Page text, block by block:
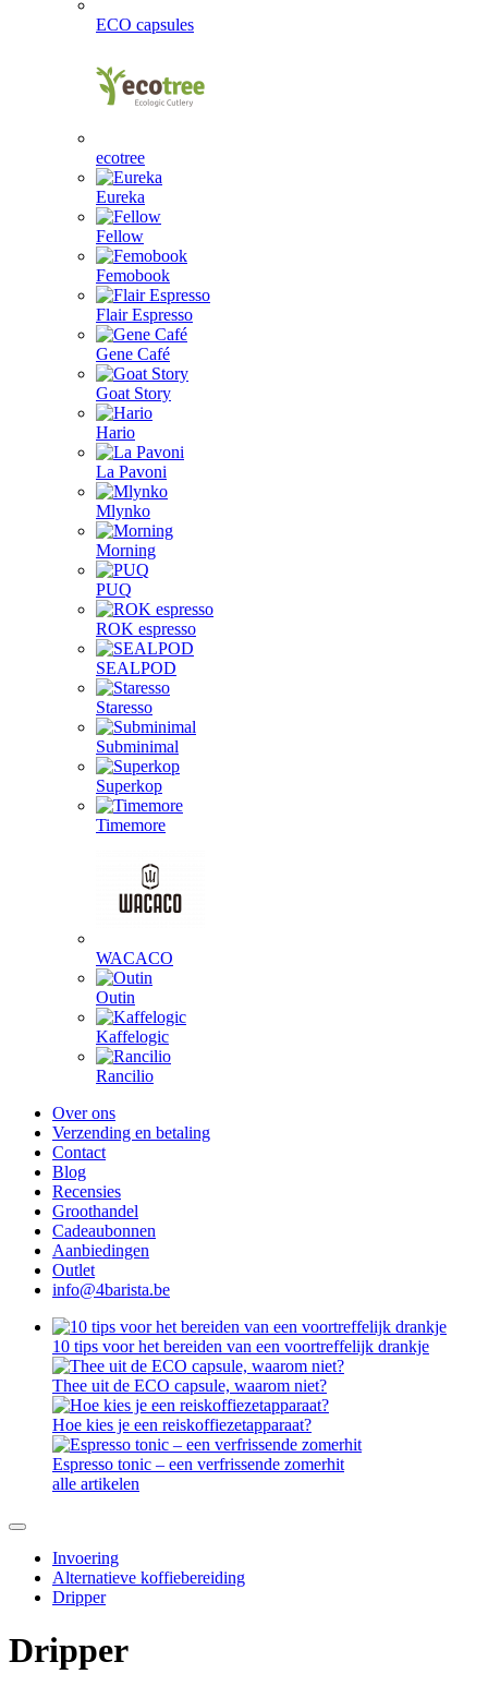
ECO capsules
ecotree
Eureka
Fellow
Femobook
Flair Espresso
Gene Café
Goat Story
Hario
La Pavoni
Mlynko
Morning
PUQ
ROK espresso
SEALPOD
Staresso
Subminimal
Superkop
Timemore
WACACO
Outin
Kaffelogic
Rancilio
Over ons
Verzending en betaling
Contact
Blog
Recensies
Groothandel
Cadeaubonnen
Aanbiedingen
Outlet
info@4barista.be
10 tips voor het bereiden van een voortreffelijk drankje
Thee uit de ECO capsule, waarom niet?
Hoe kies je een reiskoffiezetapparaat?
Espresso tonic – een verfrissende zomerhit
alle artikelen
Invoering
Alternatieve koffiebereiding
Dripper
Dripper